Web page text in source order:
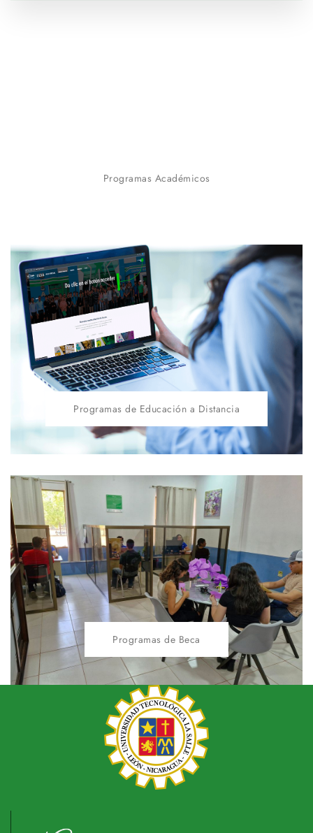
Programas Académicos
Programas de Educación a Distancia
Programas de Beca